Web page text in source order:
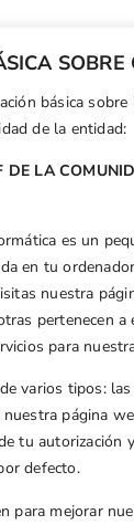
SOBRE
básica
de la entidad:
DE LA
es un
en tu
nuestra
pertenecen a
para
varios tipos:
página
tu autorización
defecto.
para mejorar
corte,